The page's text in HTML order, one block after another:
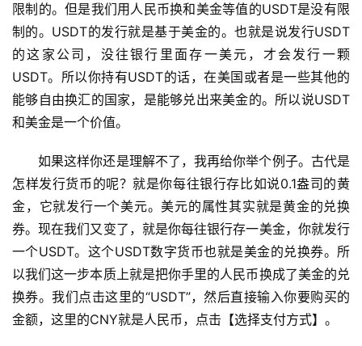
限制的。但是我们用人民币换和美金等值的USDT是没有限
制的。USDT的发行就是基于美金的。也就是说发行USDT
的这家公司，没往银行里面存一美元，才会发行一颗
USDT。所以你持有USDT的话，在美国或者是一些其他的
能够自由换汇的国家，是能够兑出来美金的。所以说USDT
和美金是一个价值。
如果这样你还是理解不了，我再给你举个例子。古代是
怎样发行货币的呢？就是你每往银行存比如说0.1盎司的黄
金，它就发行一个美元。美元的属性其实就是黄金的兑换
券。现在我们又变了，就是你每往银行存一美金，你就发行
一个USDT。这个USDT数字货币也就是美金的兑换券。所
以我们这一步本质上就是把你手里的人民币换成了美金的兑
换券。我们点击这里的“USDT”，然后直接输入你要购买的
金额，这里的CNY就是人民币，点击【选择支付方式】。